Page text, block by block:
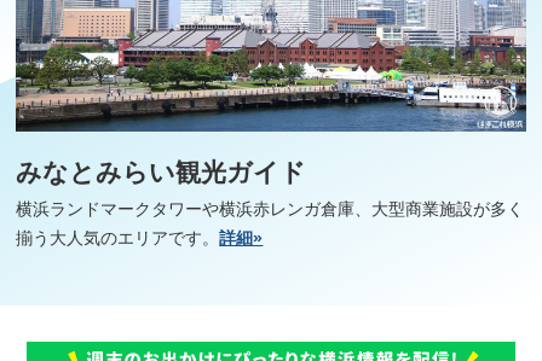
みなとみらい観光ガイド
横浜ランドマークタワーや横浜赤レンガ倉庫、大型商業施設が多く
揃う大人気のエリアです。詳細»